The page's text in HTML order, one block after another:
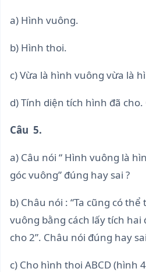
a) Hình vuông.
b) Hình thoi.
c) Vừa là hình vuông vừa là
d) Tính diện tích hình đã cho.
Câu 5.
a) Câu nói “ Hình vuông là
góc vuông” đúng hay sai ?
b) Châu nói : “Ta cũng có
vuông bằng cách lấy tích hai
cho 2”. Châu nói đúng hay
c) Cho hình thoi ABCD (hình